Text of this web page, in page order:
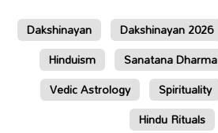
Dakshinayan Dakshinayan 2026
Hinduism
Sanatana Dharma
Vedic Astrology
Spirituality
Hindu Rituals